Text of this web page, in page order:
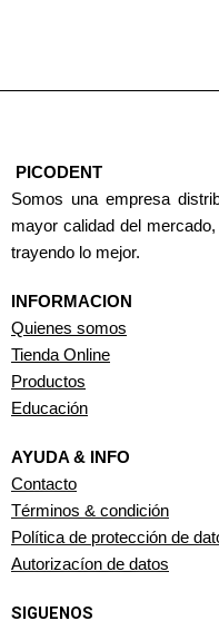
PICODENT
Somos una empresa
mayor calidad del
trayendo lo mejor.
INFORMACION
Quienes somos
Tienda Online
Productos
Educación
AYUDA & INFO
Contacto
Términos & condición
Política de protección de
Autorizacíon de datos
SIGUENOS